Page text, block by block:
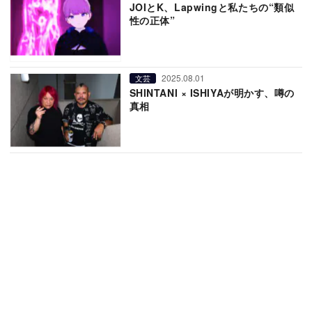
JOIとK、Lapwingと私たちの“類似
性の正体”
文芸 2025.08.01
SHINTANI × ISHIYAが明かす、噂の
真相